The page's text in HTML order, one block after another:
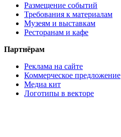
Размещение событий
Требования к материалам
Музеям и выставкам
Ресторанам и кафе
Партнёрам
Реклама на сайте
Коммерческое предложение
Медиа кит
Логотипы в векторе